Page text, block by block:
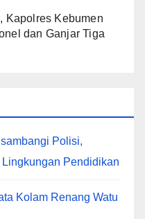
Kapolres Kebumen
dan Ganjar Tiga
Polisi,
Pendidikan
Kolam Renang Watu